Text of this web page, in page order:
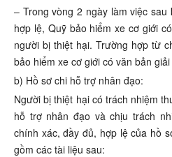
– Trong vòng 2 ngày làm việc
hợp lệ, Quỹ bảo hiểm xe cơ giới
người bị thiệt hại. Trường hợp từ
bảo hiểm xe cơ giới có văn bản
b) Hồ sơ chi hỗ trợ nhân đạo:
Người bị thiệt hại có trách nhiệm
hỗ trợ nhân đạo và chịu trách
chính xác, đầy đủ, hợp lệ của hồ
gồm các tài liệu sau: